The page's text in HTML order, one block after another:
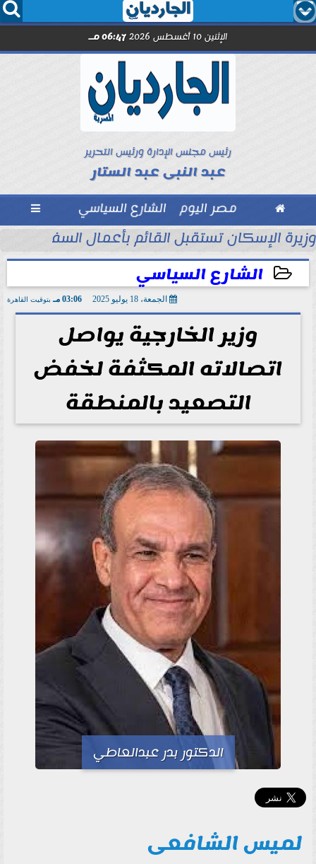
  
الإثنين 10 أغسطس 2026 06:47 مـ
رئيس مجلس الإدارة ورئيس التحرير
عبد النبى عبد الستار
 مصر اليوم الشارع السياسي 
تصنع الأمانة ما...
وزيرة الإسكان تستقبل القائم بأعمال السفير
الشارع السياسي
الجمعة، 18 يوليو 2025 03:06 مـ بتوقيت القاهرة
وزير الخارجية يواصل
اتصالاته المكثفة لخفض
التصعيد بالمنطقة
الدكتور بدر عبدالعاطي
لميس الشافعى